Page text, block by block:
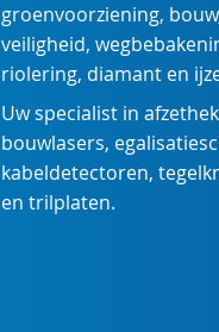
groenvoorziening, bouw
veiligheid,
riolering, diamant en
Uw specialist in
bouwlasers,
kabeldetectoren,
en trilplaten.